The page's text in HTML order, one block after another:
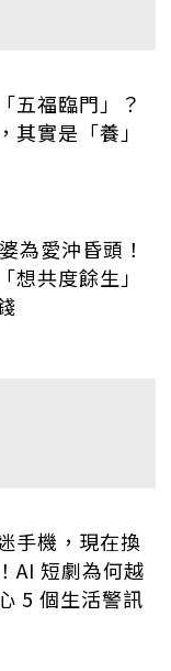
五福臨門」？
其實是「養」
為愛沖昏頭！
想共度餘生」
手機，現在換
AI 短劇為何越
5 個生活警訊